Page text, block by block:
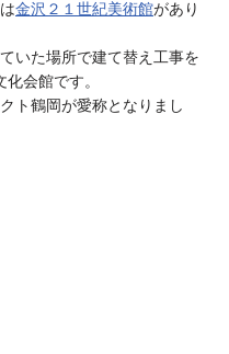
Tr
an
sl
金沢２１世紀美術館があり
いた場所で建て替え工事を
会館です。
ト鶴岡が愛称となりまし